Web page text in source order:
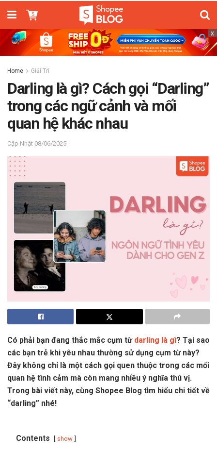
x
Home Giải Trí
Darling là gì? Cách gọi “Darling”
trong các ngữ cảnh và mối
quan hệ khác nhau
08/06/2025
Có phải bạn đang thắc mắc cụm từ darling là gì? Tại sao
các bạn trẻ khi yêu nhau thường sử dụng cụm từ này?
Đây không chỉ là một cách gọi quen thuộc trong các mối
quan hệ tình cảm mà còn mang nhiều ý nghĩa thú vị.
Trong bài viết này, cùng Shopee Blog tìm hiểu chi tiết về
“darling” nhé!
Contents show